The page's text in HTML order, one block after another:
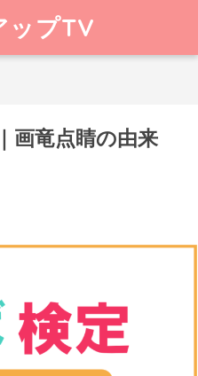
ップTV
画竜点睛の由来